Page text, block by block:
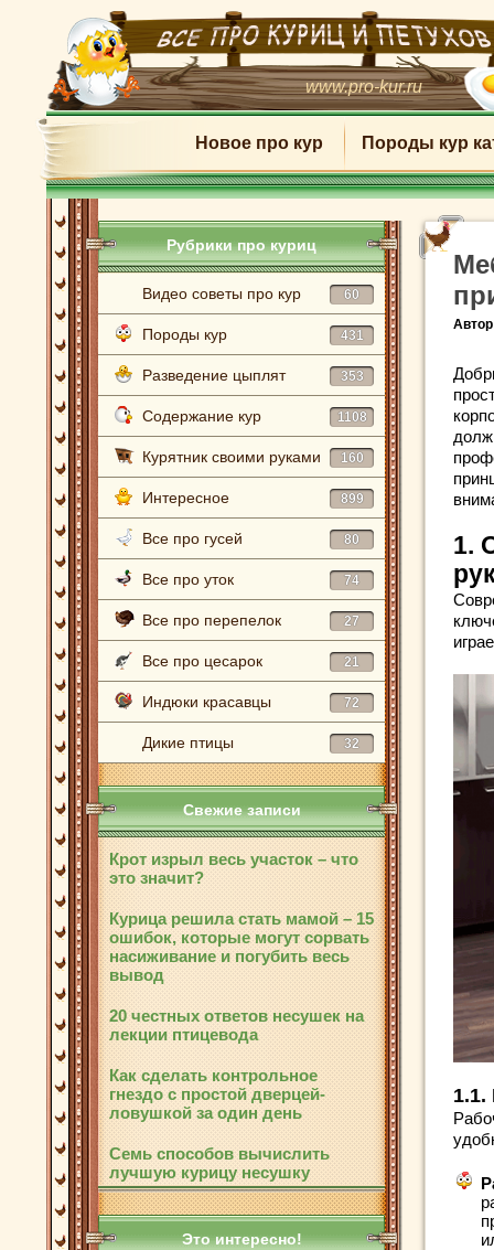
www.pro-kur.ru
Новое про кур Породы кур
Рубрики про куриц
Видео советы про кур 60
Породы кур 431
Разведение цыплят 353
Содержание кур 1108
Курятник своими руками 160
Интересное 899
Все про гусей 80
Все про уток 74
Все про перепелок 27
Все про цесарок 21
Индюки красавцы 72
Дикие птицы 32
Свежие записи
Крот изрыл весь участок – что
это значит?
Курица решила стать мамой – 15
ошибок, которые могут сорвать
насиживание и погубить весь
вывод
20 честных ответов несушек на
лекции птицевода
Как сделать контрольное
гнездо с простой дверцей-
ловушкой за один день
Семь способов вычислить
лучшую курицу несушку
Это интересно!
1.
1.1.